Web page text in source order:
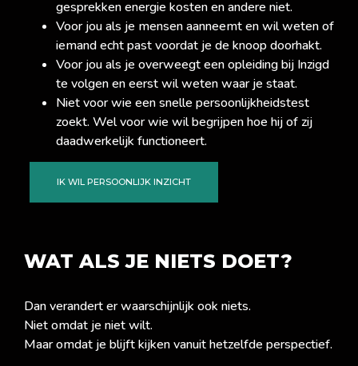
gesprekken energie kosten en andere niet.
Voor jou als je mensen aanneemt en wil weten of
iemand echt past voordat je de knoop doorhakt.
Voor jou als je overweegt een opleiding bij Inzigd
te volgen en eerst wil weten waar je staat.
Niet voor wie een snelle persoonlijkheidstest
zoekt. Wel voor wie wil begrijpen hoe hij of zij
daadwerkelijk functioneert.
IK WIL PERSOONLIJK INZICHT
WAT ALS JE NIETS DOET?
Dan verandert er waarschijnlijk ook niets.
Niet omdat je niet wilt.
Maar omdat je blijft kijken vanuit hetzelfde perspectief.